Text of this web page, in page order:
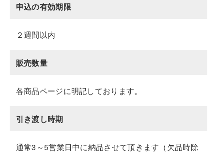
申込の有効期限
２週間以内
販売数量
各商品ページに明記しております。
引き渡し時期
通常3～5営業日中に納品させて頂きます（欠品時除